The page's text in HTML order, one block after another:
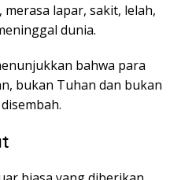
lapar, sakit, lelah,
dunia.
bahwa para
bukan Tuhan dan bukan